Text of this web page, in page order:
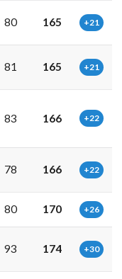
80 165 +21
81 165 +21
83 166 +22
78 166 +22
80 170 +26
93 174 +30